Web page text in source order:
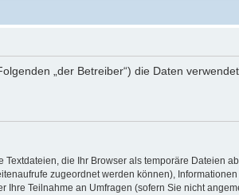
„der Betreiber“) die Daten
die Ihr Browser als temporäre Dateien
zugeordnet werden können),
Teilnahme an Umfragen (sofern Sie nicht